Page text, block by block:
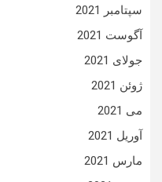
سپتامبر 2021
آگوست 2021
جولای 2021
ژوئن 2021
می 2021
آوریل 2021
مارس 2021